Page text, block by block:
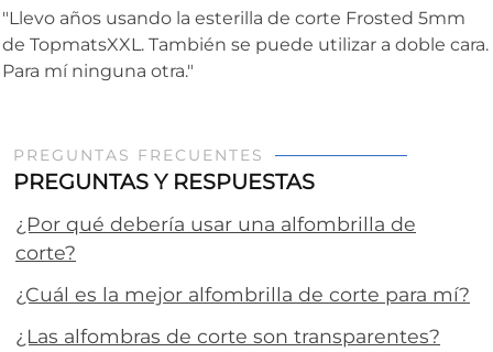
"Llevo años usando la esterilla de corte Frosted 5mm
de TopmatsXXL. También se puede utilizar a doble cara.
Para mí ninguna otra."
PREGUNTAS FRECUENTES
PREGUNTAS Y RESPUESTAS
¿Por qué debería usar una alfombrilla de
corte?
¿Cuál es la mejor alfombrilla de corte para mí?
¿Las alfombras de corte son transparentes?